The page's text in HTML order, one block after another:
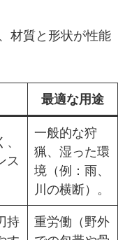
材質と形状が性能
最適な用途
ス
一般的な狩
猟、湿った環
境（例：雨、
川の横断）。
持
重労働（野外